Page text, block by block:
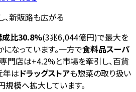
、新販路も広がる
成比30.8%(3兆6,044億円)で最大を
なっています。一方で食料品スーパ
門店は+4.2%と市場を牽引し、百貨
年はドラッグストアも惣菜の取り扱い
模へ拡大しています。